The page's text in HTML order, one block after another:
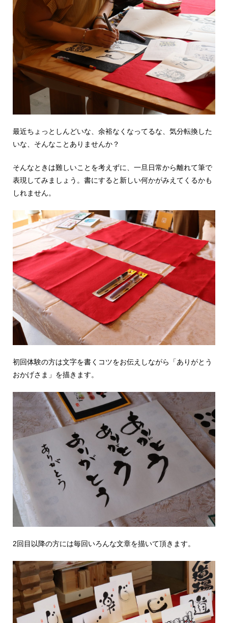
最近ちょっとしんどいな、余裕なくなってるな、気分転換した
いな、そんなことありませんか？
そんなときは難しいことを考えずに、一旦日常から離れて筆で
表現してみましょう。書にすると新しい何かがみえてくるかも
しれません。
初回体験の方は文字を書くコツをお伝えしながら「ありがとう
おかげさま」を描きます。
2回目以降の方には毎回いろんな文章を描いて頂きます。